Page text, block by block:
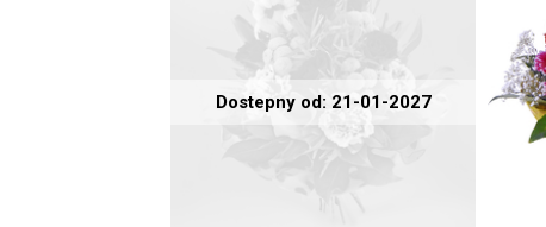
Dostepny od: 21-01-2027